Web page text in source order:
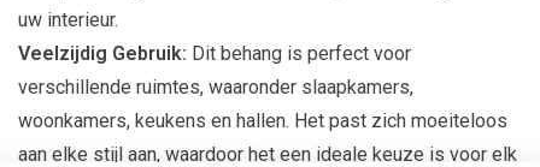
uw interieur.
Veelzijdig Gebruik: Dit behang is perfect voor
verschillende ruimtes, waaronder slaapkamers,
woonkamers, keukens en hallen. Het past zich moeiteloos
aan elke stijl aan, waardoor het een ideale keuze is voor elk